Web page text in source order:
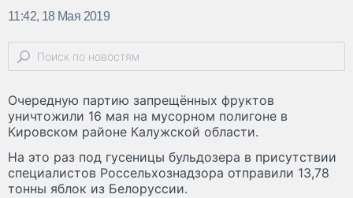
11:42, 18 Мая 2019
Очередную партию запрещённых фруктов
уничтожили 16 мая на мусорном полигоне в
Кировском районе Калужской области.
На это раз под гусеницы бульдозера в присутствии
специалистов Россельхознадзора отправили 13,78
тонны яблок из Белоруссии.